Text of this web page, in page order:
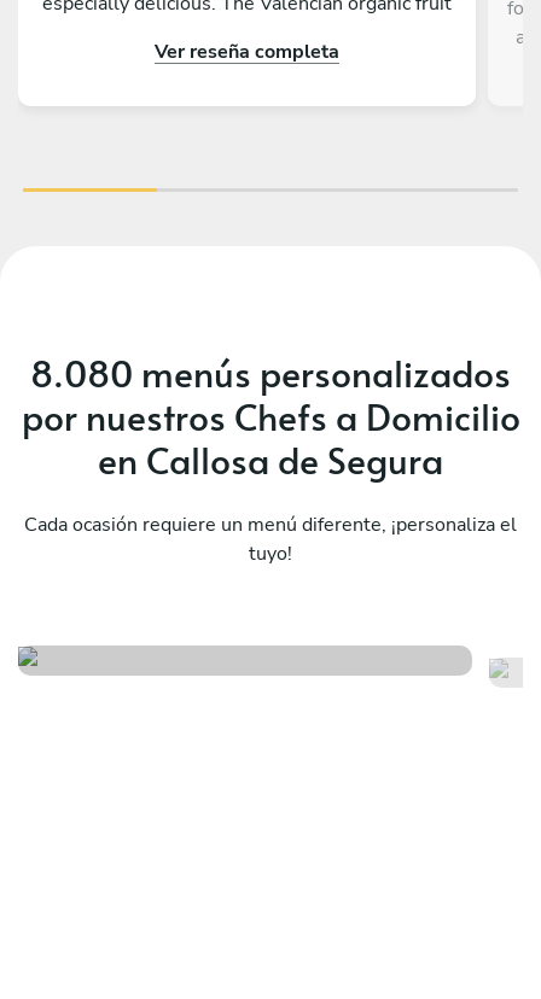
Both barbecue and kitchen worktops were
Ver reseña completa
8.080 menús personalizados
por nuestros Chefs a Domicilio
en Callosa de Segura
Cada ocasión requiere un menú diferente, ¡personaliza el
tuyo!